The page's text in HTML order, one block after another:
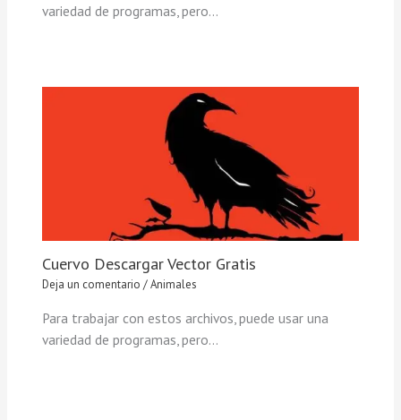
variedad de programas, pero…
Cuervo Descargar Vector Gratis
Deja un comentario /Animales
Para trabajar con estos archivos, puede usar una
variedad de programas, pero…